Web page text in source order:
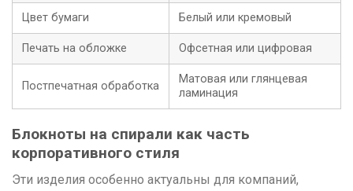
Цвет бумаги Белый или кремовый
Печать на обложке Офсетная или цифровая
Постпечатная обработка
Матовая или глянцевая
ламинация
Блокноты на спирали как часть
корпоративного стиля
Эти изделия особенно актуальны для компаний,